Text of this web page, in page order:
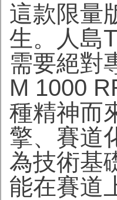
這款限量
生。人島
需要絕對
M 1000
種精神而
擎、賽道
為技術基
能在賽道